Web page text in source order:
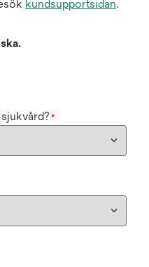
kundsupportsidan.
*